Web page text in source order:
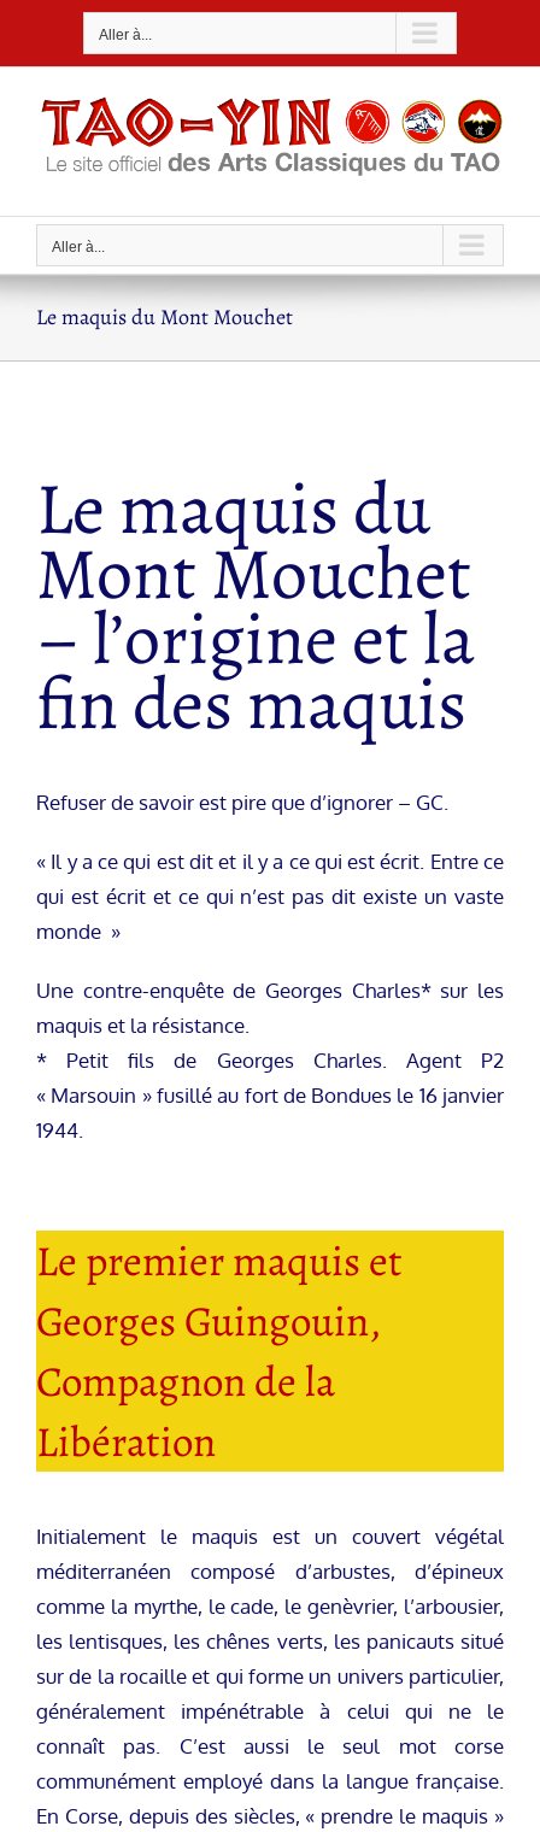
Aller à...
Aller à...
Le maquis du Mont Mouchet
Le maquis du
Mont Mouchet
– l’origine et la
fin des maquis
Refuser de savoir est pire que d’ignorer – GC.
« Il y a ce qui est dit et il y a ce qui est écrit. Entre ce
qui est écrit et ce qui n’est pas dit existe un vaste
monde »
Une contre-enquête de Georges Charles* sur les
maquis et la résistance.
* Petit fils de Georges Charles. Agent P2
« Marsouin » fusillé au fort de Bondues le 16 janvier
1944.
Le premier maquis et
Georges Guingouin,
Compagnon de la
Libération
Initialement le maquis est un couvert végétal
méditerranéen composé d’arbustes, d’épineux
comme la myrthe, le cade, le genèvrier, l’arbousier,
les lentisques, les chênes verts, les panicauts situé
sur de la rocaille et qui forme un univers particulier,
généralement impénétrable à celui qui ne le
connaît pas. C’est aussi le seul mot corse
communément employé dans la langue française.
En Corse, depuis des siècles, « prendre le maquis »